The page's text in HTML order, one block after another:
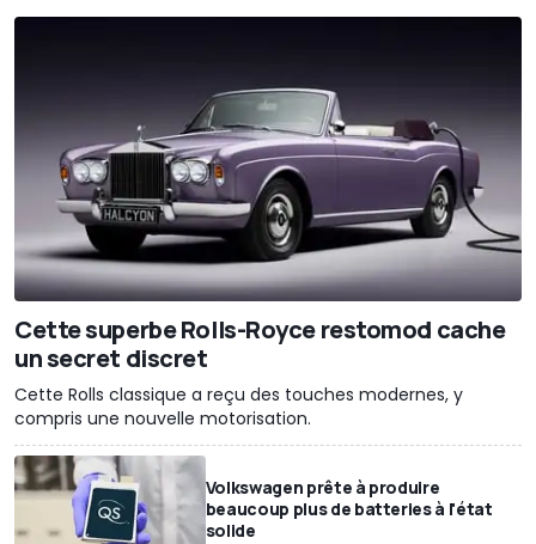
Cette superbe Rolls-Royce restomod cache
un secret discret
Cette Rolls classique a reçu des touches modernes, y
compris une nouvelle motorisation.
Volkswagen prête à produire
beaucoup plus de batteries à l'état
solide